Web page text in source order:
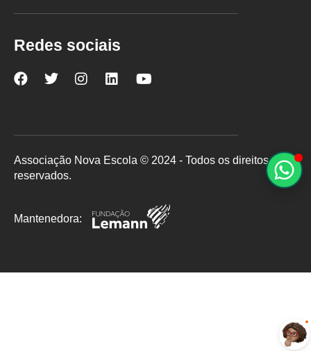
Redes sociais
Nova
Facebook
Nova
Twitter
Nova
Instagram
Nova
LinkedInYouTube
Associação Nova Escola © 2024 - Todos os direitos
reservados.
Mantenedora: